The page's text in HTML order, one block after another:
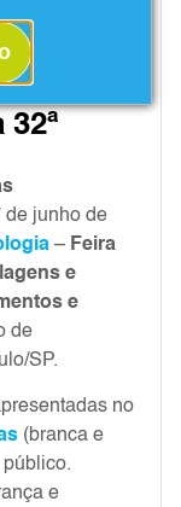
de junho de
– Feira
e
e
de
SP.
no
(branca e
e